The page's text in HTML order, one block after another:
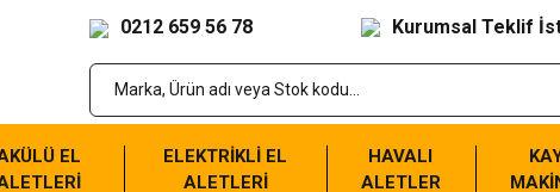
0212 659 56 78 Kurumsal Teklif
EL
ELEKTRİKLİ EL
ALETLERİ
HAVALI
ALETLER